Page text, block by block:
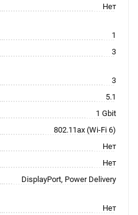
Нет
1
3
3
5.1
1 Gbit
802.11ax (Wi-Fi 6)
Нет
Нет
DisplayPort, Power Delivery
Нет